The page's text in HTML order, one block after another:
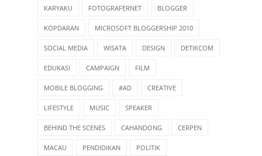
KARYAKU FOTOGRAFERNET BLOGGER
KOPDARAN MICROSOFT BLOGGERSHIP 2010
SOCIAL MEDIA WISATA DESIGN DETIKCOM
EDUKASI CAMPAIGN FILM
MOBILE BLOGGING #AD CREATIVE
LIFESTYLE MUSIC SPEAKER
BEHIND THE SCENES CAHANDONG CERPEN
MACAU PENDIDIKAN POLITIK